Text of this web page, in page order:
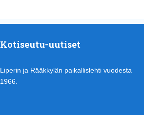
Kotiseutu-uutiset
Liperin ja Rääkkylän paikallislehti vuodesta
1966.